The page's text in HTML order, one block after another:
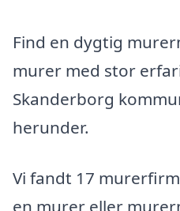
Find en dygtig
murer med stor
Skanderborg
herunder.
Vi fandt 17
en murer eller